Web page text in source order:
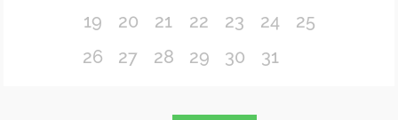
19
20 21 22 23 24
25
26
27 28 29 30 31